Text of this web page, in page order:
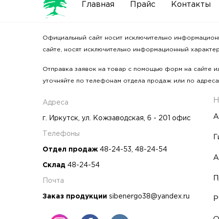
Главная Прайс Контакты
Официальный сайт носит исключительно
сайте, носят исключительно информационный
Отправка заявок на товар с помощью форм на сайте
уточняйте по телефонам отдела продаж или по
Адреса
г. Иркутск, ул. Кожзаводская, 6 - 201 офис
Телефоны
Отдел продаж 48-24-53 48-24-54
Склад 48-24-54
Почта
Заказ продукции sibenergo38@yandex.ru